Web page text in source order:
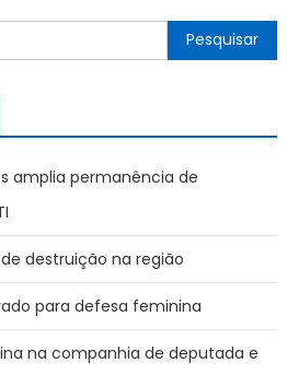
amplia permanência de
destruição na região
para defesa feminina
na companhia de deputada e